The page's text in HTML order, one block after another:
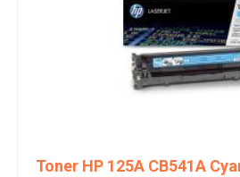
Toner HP 125A CB541A